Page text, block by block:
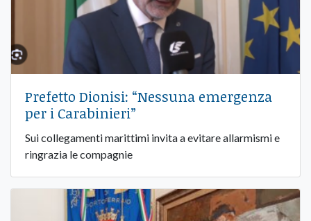
Prefetto Dionisi: “Nessuna emergenza
per i Carabinieri”
Sui collegamenti marittimi invita a evitare allarmismi e
ringrazia le compagnie